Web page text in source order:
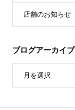
店舗のお知らせ
ブログアーカイブ
月を選択